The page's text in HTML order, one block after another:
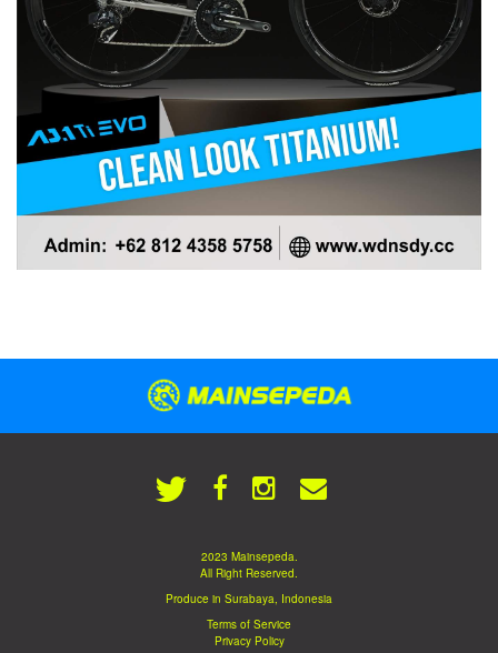
2023 Mainsepeda.
All Right Reserved.
Produce in Surabaya, Indonesia
Terms of Service
Privacy Policy